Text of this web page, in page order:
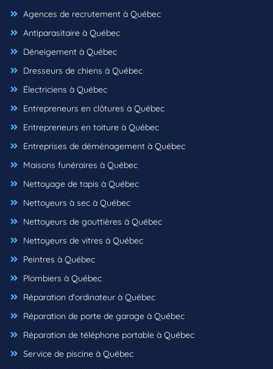
Agences de recrutement à Québec
Antiparasitaire à Québec
Déneigement à Québec
Dresseurs de chiens à Québec
Électriciens à Québec
Entrepreneurs en clôtures à Québec
Entrepreneurs en toiture à Québec
Entreprises de déménagement à Québec
Maisons funéraires à Québec
Nettoyage de tapis à Québec
Nettoyeurs à sec à Québec
Nettoyeurs de gouttières à Québec
Nettoyeurs de vitres à Québec
Peintres à Québec
Plombiers à Québec
Réparation d'ordinateur à Québec
Réparation de porte de garage à Québec
Réparation de téléphone portable à Québec
Service de piscine à Québec